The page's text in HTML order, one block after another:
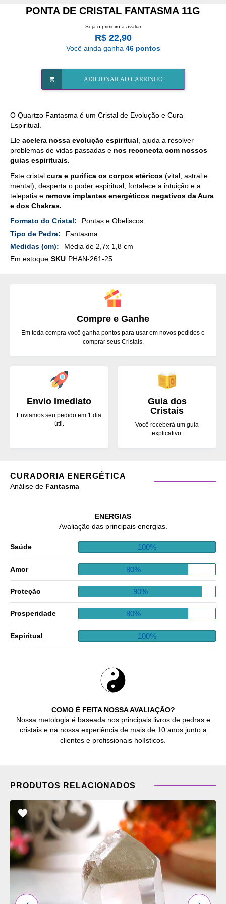
PONTA DE CRISTAL FANTASMA 11G
Seja o primeiro a avaliar
R$ 22,90
Você ainda ganha 46 pontos
ADICIONAR AO CARRINHO
O Quartzo Fantasma é um Cristal de Evolução e Cura
Espiritual.
Ele acelera nossa evolução espiritual , ajuda a resolver
problemas de vidas passadas e nos reconecta com nossos
guias espirituais.
Este cristal cura e purifica os corpos etéricos (vital, astral e
mental), desperta o poder espiritual, fortalece a intuição e a
telepatia e remove implantes energéticos negativos da Aura
e dos Chakras.
Mais
Detalhes
Pontas e Obeliscos
Fantasma
Média de 2,7x 1,8 cm
Em estoque SKU PHAN-261-25
Envio Imediato
Enviamos seu pedido em 1 dia
útil.
Compre e Ganhe
Em toda compra você ganha pontos para usar em novos pedidos e
comprar seus Cristais.
Guia dos
Cristais
Você receberá um guia
explicativo.
CURADORIA ENERGÉTICA
Análise de Fantasma
COMO É FEITA NOSSA AVALIAÇÃO?
Nossa metologia é baseada nos principais livros de pedras e
cristais e na nossa experiência de mais de 10 anos junto a
clientes e profissionais holísticos.
ENERGIAS
Avaliação das principais energias.
Saúde 100%
Amor 80%
Proteção 90%
Prosperidade 80%
Espiritual 100%
PRODUTOS RELACIONADOS
ADICIONAR